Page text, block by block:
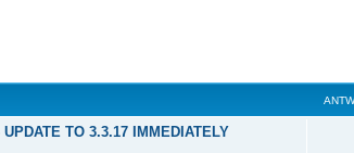
TO 3.3.17 IMMEDIATELY